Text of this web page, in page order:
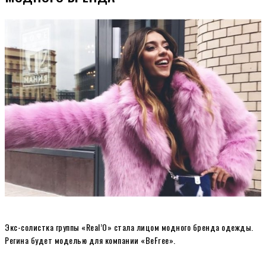
Экс-солистка группы «Real’O» стала лицом модного бренда одежды.
Регина будет моделью для компании «BeFree».